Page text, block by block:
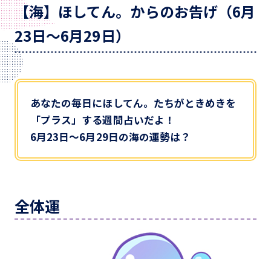
【海】ほしてん。からのお告げ（6月
23日～6月29日）
あなたの毎日にほしてん。たちがときめきを
「プラス」する週間占いだよ！
6月23日～6月29日の海の運勢は？
全体運